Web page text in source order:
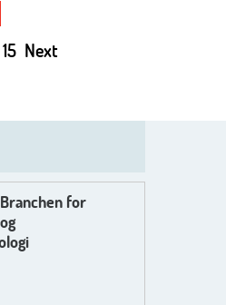
15 Next
for